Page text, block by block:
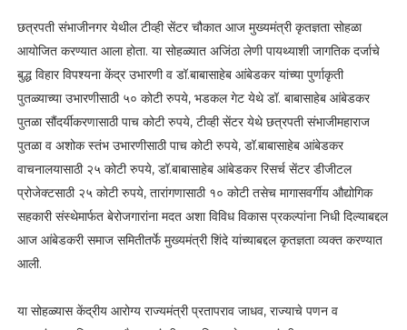
छत्रपती संभाजीनगर येथील टीव्ही सेंटर चौकात आज मुख्यमंत्री कृतज्ञता सोहळा
आयोजित करण्यात आला होता. या सोहळ्यात अजिंठा लेणी पायथ्याशी जागतिक दर्जाचे
बुद्ध विहार विपश्यना केंद्र उभारणी व डॉ.बाबासाहेब आंबेडकर यांच्या पुर्णाकृती
पुतळ्याच्या उभारणीसाठी ५० कोटी रुपये, भडकल गेट येथे डॉ. बाबासाहेब आंबेडकर
पुतळा सौंदर्यीकरणासाठी पाच कोटी रुपये, टीव्ही सेंटर येथे छत्रपती संभाजीमहाराज
पुतळा व अशोक स्तंभ उभारणीसाठी पाच कोटी रुपये, डॉ.बाबासाहेब आंबेडकर
वाचनालयासाठी २५ कोटी रुपये, डॉ.बाबासाहेब आंबेडकर रिसर्च सेंटर डीजीटल
प्रोजेक्टसाठी २५ कोटी रुपये, तारांगणासाठी १० कोटी तसेच मागासवर्गीय औद्योगिक
सहकारी संस्थेमार्फत बेरोजगारांना मदत अशा विविध विकास प्रकल्पांना निधी दिल्याबद्दल
आज आंबेडकरी समाज समितीतर्फे मुख्यमंत्री शिंदे यांच्याबद्दल कृतज्ञता व्यक्त करण्यात
आली.
या सोहळ्यास केंद्रीय आरोग्य राज्यमंत्री प्रतापराव जाधव, राज्याचे पणन व